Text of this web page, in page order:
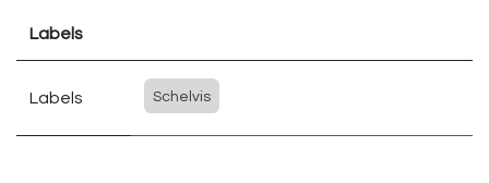
Labels
Labels Schelvis